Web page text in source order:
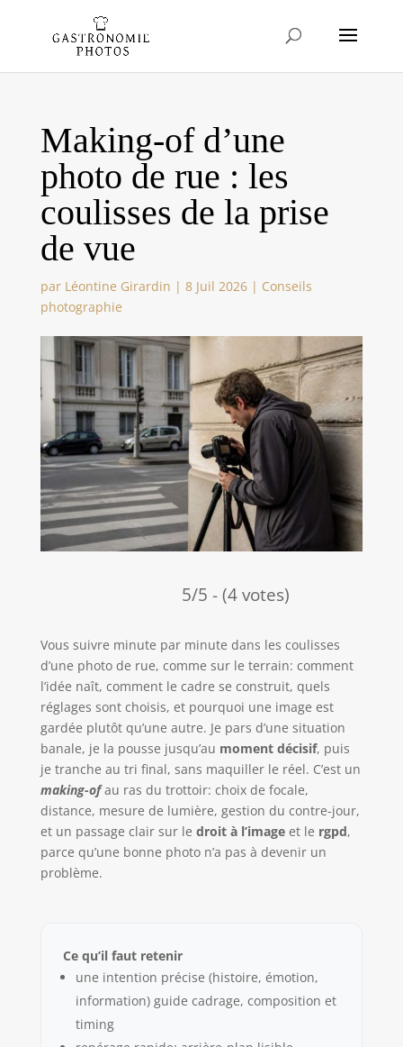
Making-of d’une
photo de rue : les
coulisses de la prise
de vue
par Léontine Girardin | 8 Juil 2026| Conseils
photographie
5/5 - (4 votes)
Vous suivre minute par minute dans les coulisses
d’une photo de rue, comme sur le terrain: comment
l’idée naît, comment le cadre se construit, quels
réglages sont choisis, et pourquoi une image est
gardée plutôt qu’une autre. Je pars d’une situation
banale, je la pousse jusqu’au moment décisif, puis
je tranche au tri final, sans maquiller le réel. C’est un
making-ofau ras du trottoir: choix de focale,
distance, mesure de lumière, gestion du contre-jour,
et un passage clair sur le droit à l’imageet le rgpd,
parce qu’une bonne photo n’a pas à devenir un
problème.
Ce qu’il faut retenir
une intention précise (histoire, émotion,
information) guide cadrage, composition et
timing